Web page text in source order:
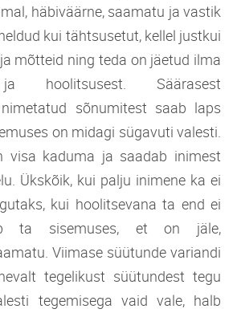
häbiväärne, saamatu ja vastik
kui tähtsusetut, kellel justkui
mõtteid ning teda on jäetud ilma
hoolitsusest. Säärasest
sõnumitest saab laps
on midagi sügavuti valesti.
visa kaduma ja saadab inimest
Ükskõik, kui palju inimene ka ei
kui hoolitsevana ta end ei
ta sisemuses, et on jäle,
Viimase süütunde variandi
tegelikust süütundest tegu
tegemisega vaid vale, halb